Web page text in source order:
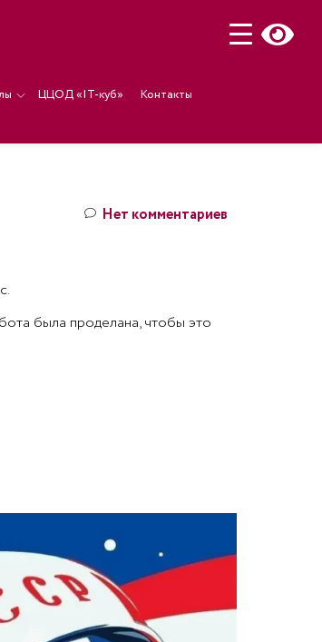
ЦЦОД «IT-куб»
Контакты
Нет комментариев
была проделана, чтобы это